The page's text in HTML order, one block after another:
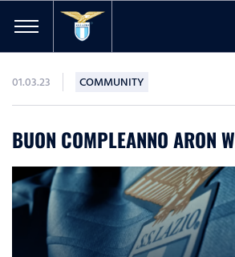
01.03.23 COMMUNITY
BUON COMPLEANNO ARON